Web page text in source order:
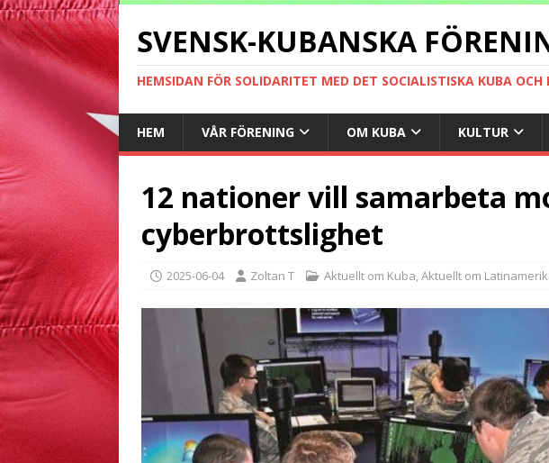
SVENSK-KUBANSKA
HEMSIDAN FÖR SOLIDARITET MED DET SOCIALISTISKA KUBA
HEM VÅR FÖRENING OM KUBA KULTUR
12 nationer vill samarbeta
cyberbrottslighet
2025-06-04 Zoltan T Aktuellt om Kuba,Aktuellt om